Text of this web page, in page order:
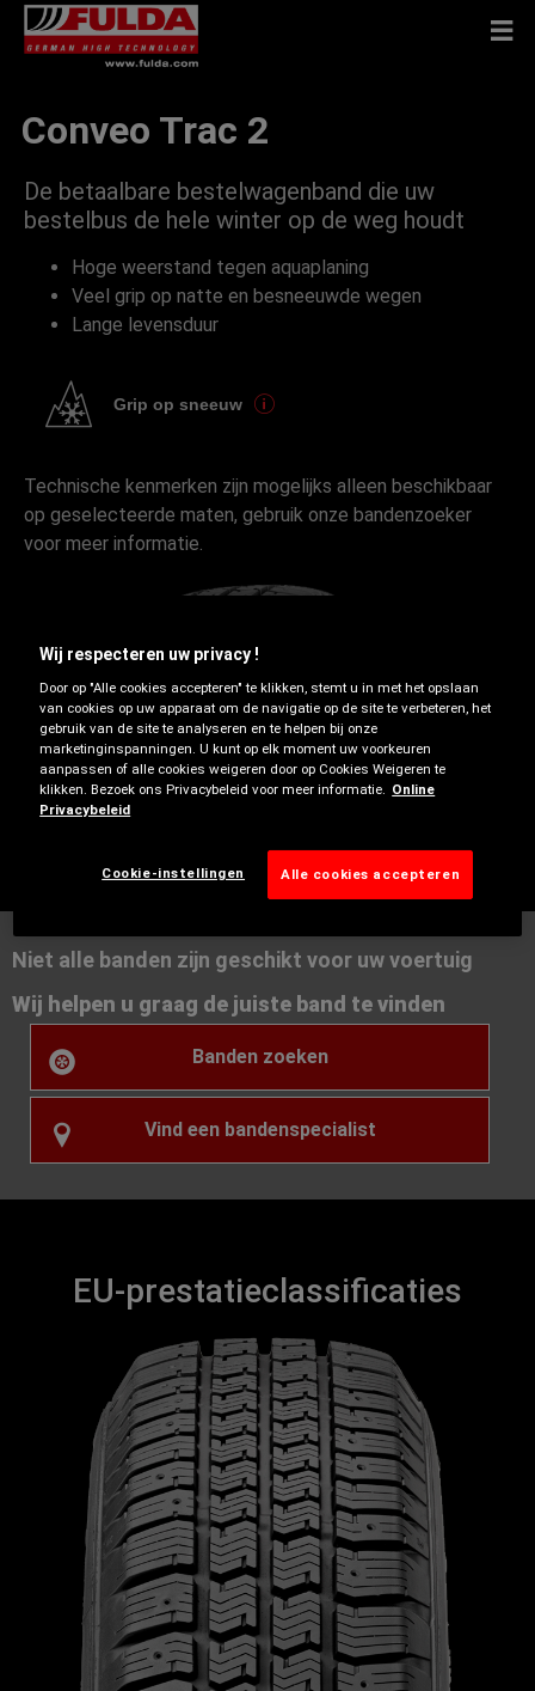
Conveo Trac 2
De betaalbare bestelwagenband die uw
bestelbus de hele winter op de weg houdt
Hoge weerstand tegen aquaplaning
Veel grip op natte en besneeuwde wegen
Lange levensduur
Grip op sneeuw
Technische kenmerken zijn mogelijks alleen beschikbaar
op geselecteerde maten, gebruik onze bandenzoeker
voor meer informatie.
Winter
Niet alle banden zijn geschikt voor uw voertuig
Wij helpen u graag de juiste band te vinden
Banden zoeken
Vind een bandenspecialist
EU-prestatieclassificaties
Wij respecteren uw privacy !
Door op "Alle cookies accepteren" te klikken, stemt u in met het opslaan
van cookies op uw apparaat om de navigatie op de site te verbeteren, het
gebruik van de site te analyseren en te helpen bij onze
marketinginspanningen. U kunt op elk moment uw voorkeuren
aanpassen of alle cookies weigeren door op Cookies Weigeren te
klikken. Bezoek ons Privacybeleid voor meer informatie.
Online
Privacybeleid
Cookie-instellingen Alle cookies accepteren